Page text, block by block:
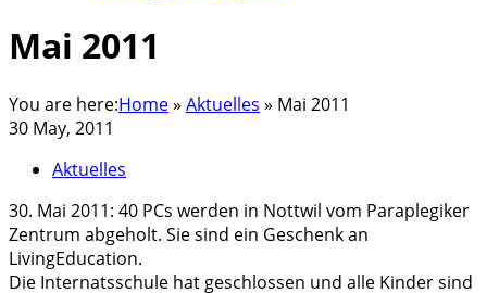
Mai 2011
You are here:Home» Aktuelles » Mai 2011
30 May, 2011
Aktuelles
30. Mai 2011: 40 PCs werden in Nottwil vom Paraplegiker
Zentrum abgeholt. Sie sind ein Geschenk an
LivingEducation.
Die Internatsschule hat geschlossen und alle Kinder sind